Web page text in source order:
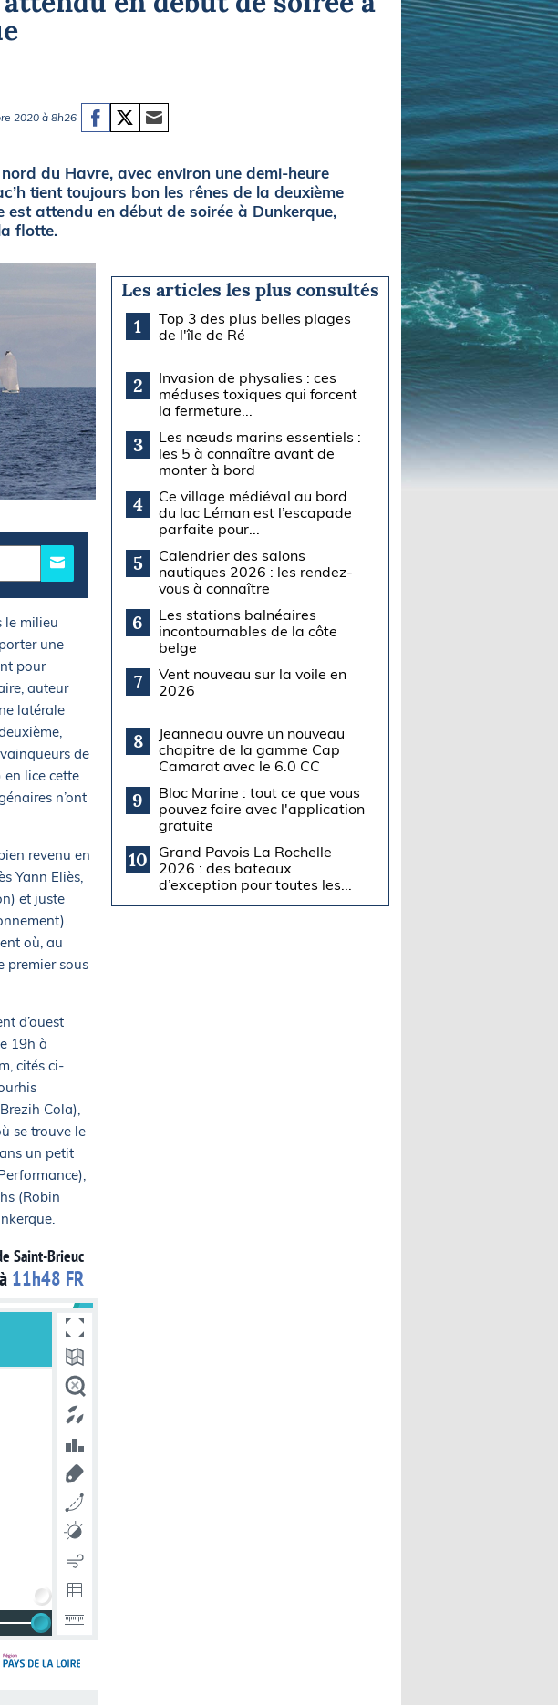
2020 à 8h26
du Havre, avec environ une demi-heure
tient toujours bon les rênes de la deuxième
attendu en début de soirée à Dunkerque,
flotte.
le milieu
une
pour
auteur
latérale
de
lice cette
n’ont
revenu en
Yann Eliès,
et juste
où, au
premier sous
d’ouest
19h à
cités ci-
Cola),
se trouve le
un petit
(Robin
Les articles les plus consultés
1
Top 3 des plus belles plages
de l'île de Ré
2
Invasion de physalies : ces
méduses toxiques qui forcent
la fermeture...
3
Les nœuds marins essentiels :
les 5 à connaître avant de
monter à bord
4
Ce village médiéval au bord
du lac Léman est l’escapade
parfaite pour...
5
Calendrier des salons
nautiques 2026 : les rendez-
vous à connaître
6
Les stations balnéaires
incontournables de la côte
belge
7
Vent nouveau sur la voile en
2026
8
Jeanneau ouvre un nouveau
chapitre de la gamme Cap
Camarat avec le 6.0 CC
9
Bloc Marine : tout ce que vous
pouvez faire avec l'application
gratuite
10
Grand Pavois La Rochelle
2026 : des bateaux
d’exception pour toutes les...